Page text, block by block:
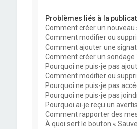
Problèmes liés à la
Comment créer un
Comment modifier ou
Comment ajouter une
Comment créer un sondage
Pourquoi ne puis-je pas
Comment modifier ou
Pourquoi ne puis-je pas
Pourquoi ne puis-je pas
Pourquoi ai-je reçu un
Comment rapporter des
À quoi sert le bouton «